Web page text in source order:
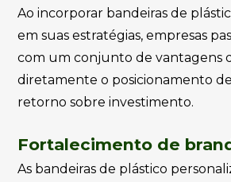
Ao incorporar bandeiras de
em suas estratégias, empresas
com um conjunto de vantagens
diretamente o posicionamento
retorno sobre investimento.
Fortalecimento de
As bandeiras de plástico